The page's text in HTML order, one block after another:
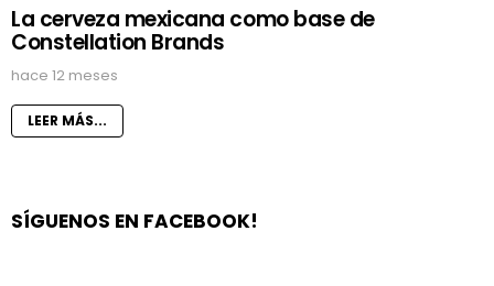
La cerveza mexicana como base de
Constellation Brands
hace 12 meses
LEER MÁS...
SÍGUENOS EN FACEBOOK!